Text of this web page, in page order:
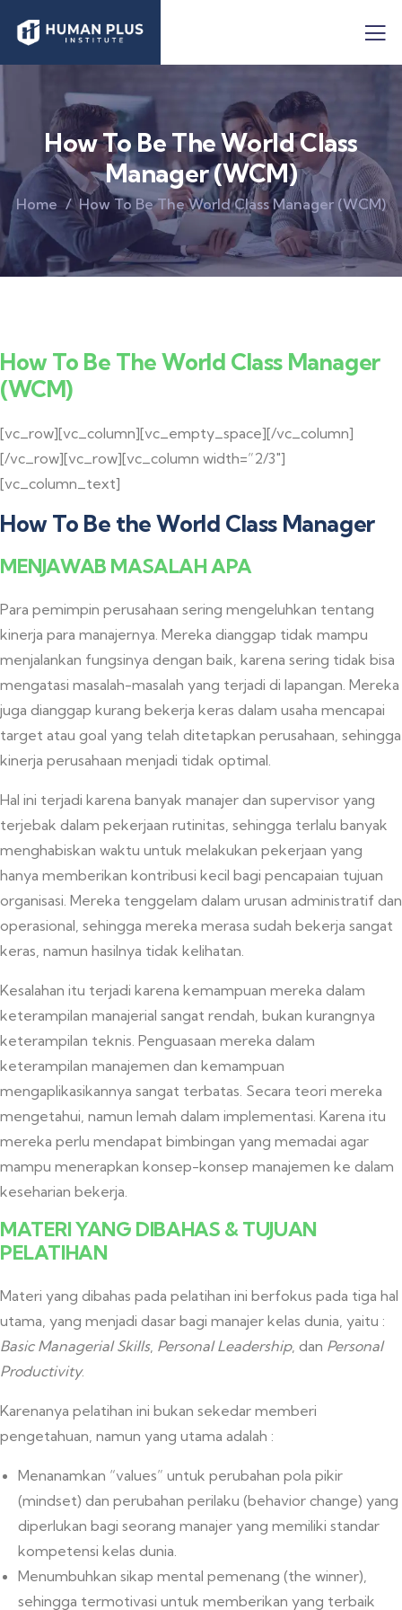
How To Be The World Class
Manager (WCM)
Home How To Be The World Class Manager (WCM)
How To Be The World Class Manager
(WCM)
[vc_row][vc_column][vc_empty_space][/vc_column]
[/vc_row][vc_row][vc_column width=”2/3″]
[vc_column_text]
How To Be the World Class Manager
MENJAWAB MASALAH APA
Para pemimpin perusahaan sering mengeluhkan tentang
kinerja para manajernya. Mereka dianggap tidak mampu
menjalankan fungsinya dengan baik, karena sering tidak bisa
mengatasi masalah-masalah yang terjadi di lapangan. Mereka
juga dianggap kurang bekerja keras dalam usaha mencapai
target atau goal yang telah ditetapkan perusahaan, sehingga
kinerja perusahaan menjadi tidak optimal.
Hal ini terjadi karena banyak manajer dan supervisor yang
terjebak dalam pekerjaan rutinitas, sehingga terlalu banyak
menghabiskan waktu untuk melakukan pekerjaan yang
hanya memberikan kontribusi kecil bagi pencapaian tujuan
organisasi. Mereka tenggelam dalam urusan administratif dan
operasional, sehingga mereka merasa sudah bekerja sangat
keras, namun hasilnya tidak kelihatan.
Kesalahan itu terjadi karena kemampuan mereka dalam
keterampilan manajerial sangat rendah, bukan kurangnya
keterampilan teknis. Penguasaan mereka dalam
keterampilan manajemen dan kemampuan
mengaplikasikannya sangat terbatas. Secara teori mereka
mengetahui, namun lemah dalam implementasi. Karena itu
mereka perlu mendapat bimbingan yang memadai agar
mampu menerapkan konsep-konsep manajemen ke dalam
keseharian bekerja.
MATERI YANG DIBAHAS & TUJUAN
PELATIHAN
Materi yang dibahas pada pelatihan ini berfokus pada tiga hal
utama, yang menjadi dasar bagi manajer kelas dunia, yaitu :
Basic Managerial Skills, Personal Leadership, dan Personal
Productivity.
Karenanya pelatihan ini bukan sekedar memberi
pengetahuan, namun yang utama adalah :
Menanamkan “values” untuk perubahan pola pikir
(mindset) dan perubahan perilaku (behavior change) yang
diperlukan bagi seorang manajer yang memiliki standar
kompetensi kelas dunia.
Menumbuhkan sikap mental pemenang (the winner),
sehingga termotivasi untuk memberikan yang terbaik